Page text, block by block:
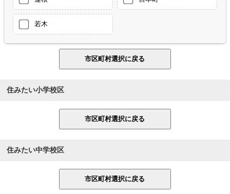
若木
住みたい小学校区
住みたい中学校区